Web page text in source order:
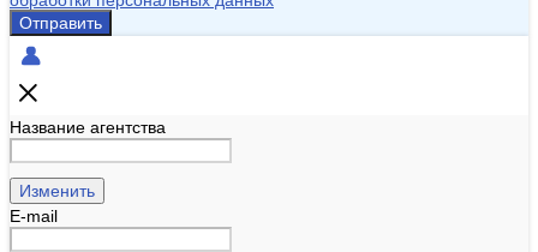
Отправить
Название агентства
Изменить
E-mail